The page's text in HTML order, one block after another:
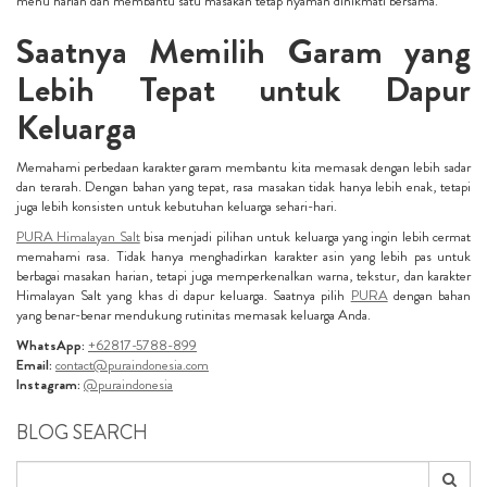
Saatnya Memilih Garam yang
Lebih Tepat untuk Dapur
Keluarga
Memahami perbedaan karakter garam membantu kita memasak dengan lebih sadar
dan terarah. Dengan bahan yang tepat, rasa masakan tidak hanya lebih enak, tetapi
juga lebih konsisten untuk kebutuhan keluarga sehari-hari.
PURA Himalayan Saltbisa menjadi pilihan untuk keluarga yang ingin lebih cermat
memahami rasa. Tidak hanya menghadirkan karakter asin yang lebih pas untuk
berbagai masakan harian, tetapi juga memperkenalkan warna, tekstur, dan karakter
Himalayan Salt yang khas di dapur keluarga. Saatnya pilih PURAdengan bahan
yang benar-benar mendukung rutinitas memasak keluarga Anda.
WhatsApp: +62817-5788-899
Email: contact@puraindonesia.com
Instagram: @puraindonesia
BLOG SEARCH